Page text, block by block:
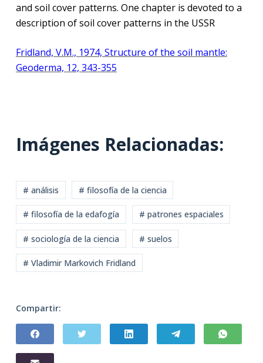
and soil cover patterns. One chapter is devoted to a
description of soil cover patterns in the USSR
Fridland, V.M., 1974, Structure of the soil mantle:
Geoderma, 12, 343-355
Imágenes Relacionadas:
# análisis # filosofía de la ciencia
# filosofía de la edafogía # patrones espaciales
# sociología de la ciencia # suelos
# Vladimir Markovich Fridland
Compartir: